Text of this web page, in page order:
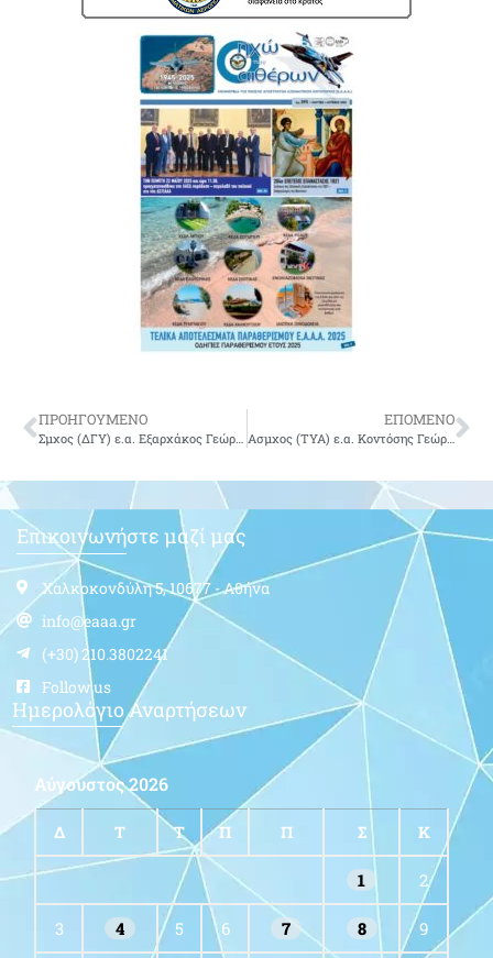
ΠΡΟΗΓΟΥΜΕΝΟ
Σμχος (ΔΓΥ) ε.α. Εξαρχάκος Γεώργιος του Παναγιώτη
ΕΠΟΜΕΝΟ
Ασμχος (ΤΥΑ) ε.α. Κοντόσης Γεώργιος του Δημητρίου
Επικοινωνήστε μαζί μας
Χαλκοκονδύλη 5, 10677 - Αθήνα
info@eaaa.gr
(+30) 210.3802241
Follow us
Ημερολόγιο Αναρτήσεων
Αύγουστος 2026
Δ Τ Τ Π Π Σ Κ
1 2
3 4 5 6 7 8 9